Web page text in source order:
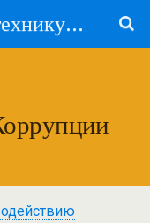
Рославльский ж.д. техникум — филиал ПГУПС